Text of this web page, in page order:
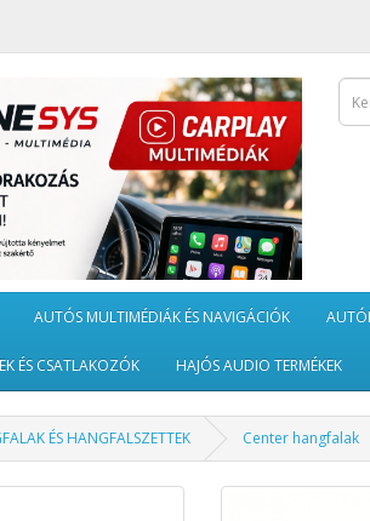
AUTÓS MULTIMÉDIÁK ÉS NAVIGÁCIÓK
ÉS CSATLAKOZÓK HAJÓS AUDIO TERMÉKEK
ÉS HANGFALSZETTEK Center hangfalak